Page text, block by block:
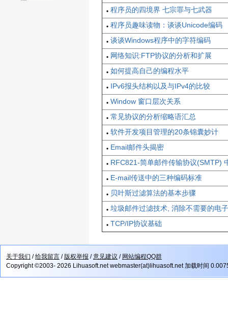
程序员的四境界 七宗罪与七武器
程序员趣味读物：谈谈Unicode编码
谈谈Windows程序中的字符编码
网络知识:FTP协议的分析和扩展
如何提高自己的编程水平
IPv6报头结构以及与IPv4的比较
Window 窗口层次关系
常见协议的分析缩略语汇总
软件开发项目管理的20条锦囊妙计
Email邮件头揭密
RFC821-简单邮件传输协议(SMTP)
E-mail传送中的三种编码标准
贝叶斯过滤算法的基本步骤
垃圾邮件过滤技术, 消除不需要的电
TCP/IP协议基础
关于我们 /给我留言 /版权举报 /意见建议 / 网站编程QQ群
Copyright ©2003- 2026 Lihuasoft.net webmaster(at)lihuasoft.net 加载时间